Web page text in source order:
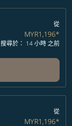
從
MYR1,196*
搜尋於： 14 小時 之前
從
MYR1,196*